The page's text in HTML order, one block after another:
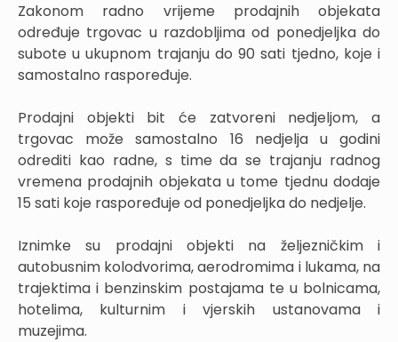
Zakonom radno vrijeme prodajnih objekata
određuje trgovac u razdobljima od ponedjeljka do
subote u ukupnom trajanju do 90 sati tjedno, koje i
samostalno raspoređuje.
Prodajni objekti bit će zatvoreni nedjeljom, a
trgovac može samostalno 16 nedjelja u godini
odrediti kao radne, s time da se trajanju radnog
vremena prodajnih objekata u tome tjednu dodaje
15 sati koje raspoređuje od ponedjeljka do nedjelje.
Iznimke su prodajni objekti na željezničkim i
autobusnim kolodvorima, aerodromima i lukama, na
trajektima i benzinskim postajama te u bolnicama,
hotelima, kulturnim i vjerskih ustanovama i
muzejima.